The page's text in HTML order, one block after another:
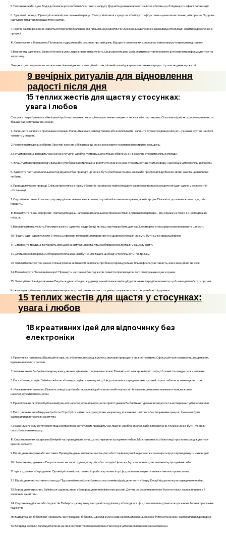
5. Тепла ванна або душ. Вода допомагає розслабити м’язи і зняти напругу. Додайте до ванни ароматичні солі або піни, щоб підвищити ефект релаксації.
6. Здоровий перекус. Приготуйте легкий, але смачний перекус. Салат, свіжі овочі з хумусом або йогурт з фруктами – це не лише смачно, а й корисно. Здорове
харчування підтримає ваше тіло і настрій.
7. Творче самовираження. Займіться творчістю: малюванням, письмом, рукоділлям чи музикою. Це допоможе вам вивільнити емоції і знайти задоволення в
процесі.
8. Спілкування з близькими. Поговоріть з друзями або родиною про свій день. Відкрите спілкування допомагає зняти напругу і отримати підтримку.
9. Ведення щоденника. Записуйте свої думки, переживання і вдячність. Це дозволить вам усвідомити позитивні моменти дня і навчитися фокусуватися на
хорошому.
Завдяки цим ритуалам ви зможете не тільки відновити емоційний стан, а й знайти нові джерела натхнення та радості у повсякденному житті.
9 вечірніх ритуалів для відновлення
радості після дня
15 теплих жестів для щастя у стосунках:
увага і любов
Стосунки потребують постійної уваги і роботи, і маленькі теплі дії можуть значно зміцнити зв'язок між партнерами. Ось кілька ідей, які допоможуть внести
більше радості у ваші відносини:
1. Залишайте записки з приємними словами. Напишіть кілька слів підтримки або компліментів і залиште їх у несподіваних місцях – у кишені куртки, на столі
чи навіть у машині.
2. Розпочинайте день з обіймів. Простий жест, як обійми вранці, може встановити позитивний настрій на весь день.
3. Готуйте разом. Проведіть час на кухні, готуючи улюблену страву. Це не тільки зближує, а й дозволяє створити спільні спогади.
4. Влаштуйте вечір перегляду фільмів з улюбленими стрічками. Приготуйте смачні снеки, створіть затишну атмосферу і насолоджуйтеся спільним часом.
5. Здивуйте партнера маленьким подарунком без приводу. Це може бути улюблене печиво, книга або просто милі дрібнички, які ви знаєте, що він/вона
любить.
6. Проводьте час на природі. Спільна прогулянка в парку або пікнік на свіжому повітрі подарує вам можливість насолодитися один одним у комфортній
обстановці.
7. Слухайте активно. Коли ваш партнер ділиться чимось важливим, слухайте його не лише вухами, але й серцем. Покажіть, що вам важливо те, що він
говорить.
8. Влаштуйте "день сюрпризів". Заплануйте день, наповнений маленькими приємностями для вашого партнера – від сніданку в ліжко до несподіваних
поїздок.
9. Висловлюйте вдячність. Регулярно кажіть «дякую» за дрібниці, які ваш партнер робить для вас. Це створює атмосферу взаємоповаги та цінності.
10. Пишіть один одному листи. У епоху цифрових технологій, паперові листи з щирими словами можуть бути дуже зворушливими.
11. Створюйте традиції. Встановіть свої щорічні ритуали, які стануть особливими моментами у вашому житті.
12. Діліться своїми мріями. Обговорюйте плани на майбутнє, мрії та цілі, щоб відчути спільність і підтримку.
13. Займайтеся спортом разом. Спільні фізичні активності, як йога чи пробіжки, підвищують не тільки фізичну активність, але й емоційний зв'язок.
14. Влаштовуйте "безмовні вечори". Проведіть час разом без гаджетів, повністю присвячуючи його спілкуванню один з одним.
15. Записуйте спільні досягнення. Ведіть журнал або дошку, де відзначайте важливі події, досягнення та радісні моменти, щоб завжди пам’ятати про них.
Кожна з цих дій може стати маленьким кроком до зміцнення ваших стосунків, створюючи атмосферу любові і підтримки.
15 теплих жестів для щастя у стосунках:
увага і любов
18 креативних ідей для відпочинку без
електроніки
1. Прогулянка на природі: Відвідайте парк, ліс або пляж, насолоджуючись звуками природи та свіжим повітрям. Сфокусуйтеся на навколишніх деталях,
вдихаючи аромати рослин.
2. Читання книги: Виберіть паперову книгу, яка вас цікавить, і пориньте в сюжет. Вимкніть всі електронні пристрої, щоб повністю зануритися в читання.
3. Йога або медитація: Займіться йогою або медитацією в тихому місці. Це допоможе зосередитися на диханні та розслабитися, зменшуючи стрес.
4. Малювання чи живопис: Візьміть олівці, фарби або акварель і дайте волю своїй творчості. Не важливо, вмієте ви малювати чи ні, важливо
насолоджуватися процесом.
5. Приготування їжі: Спробуйте новий рецепт, насолоджуючись процесом приготування. Виберіть натуральні інгредієнти та експериментуйте з смаками.
6. Виготовлення виробів ручної роботи: Спробуйте зайнятися рукоділлям, наприклад, в'язанням, шиттям або створенням прикрас. Це може бути
заспокійливим і творчим заняттям.
7. Гра на музичному інструменті: Якщо ви граєте на інструменті, проведіть час, граючи улюблені мелодії або імпровізуючи. Музика може бути чудовим
способом зняти напругу.
8. Спостереження за зірками: Вечірній час проведіть на вулиці, спостерігаючи за зоряним небом. Можна взяти з собою плед і просто насолоджуватися
красою космосу.
9. Відвідування музею або виставки: Проведіть день, вивчаючи мистецтво або історію в музеї. Це допоможе розширити кругозір і надихнути на нові ідеї.
10. Написання щоденника: Витратьте час на запис думок, почуттів або спогадів. Це може бути корисним для самоаналізу і розуміння себе.
11. Ігри з друзями або родиною: Організуйте вечір настільних ігор або карткових ігор. Це допоможе зміцнити зв’язки і весело провести час.
12. Відвідування спортивного заходу: Підтримайте своїх улюблених спортсменів, відвідуючи матч або гру. Емоції від гри можуть зарядити енергією.
13. Вирощування рослин: Займіться садівництвом або вирощуванням кімнатних рослин. Догляд за рослинами може бути не тільки заспокійливим, а й
корисним заняттям.
14. Слухання аудіокниг або подкастів: Виберіть цікаву тему та слухайте аудіокнигу або подкаст. Це дозволить вам дізнатися щось нове без використання
гаджетів.
15. Відвідування бібліотеки: Проведіть час у місцевій бібліотеці, досліджуючи нові книги і матеріали. Це може бути натхненним і заспокійливим досвідом.
16. Вечір під зорями: Заплануйте пікнік на свіжому повітрі з їжею і напоями. Насолоджуйтеся компанією і красою природи.